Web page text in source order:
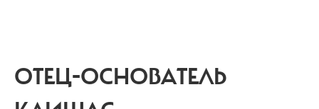
ОТЕЦ-ОСНОВАТЕЛЬ